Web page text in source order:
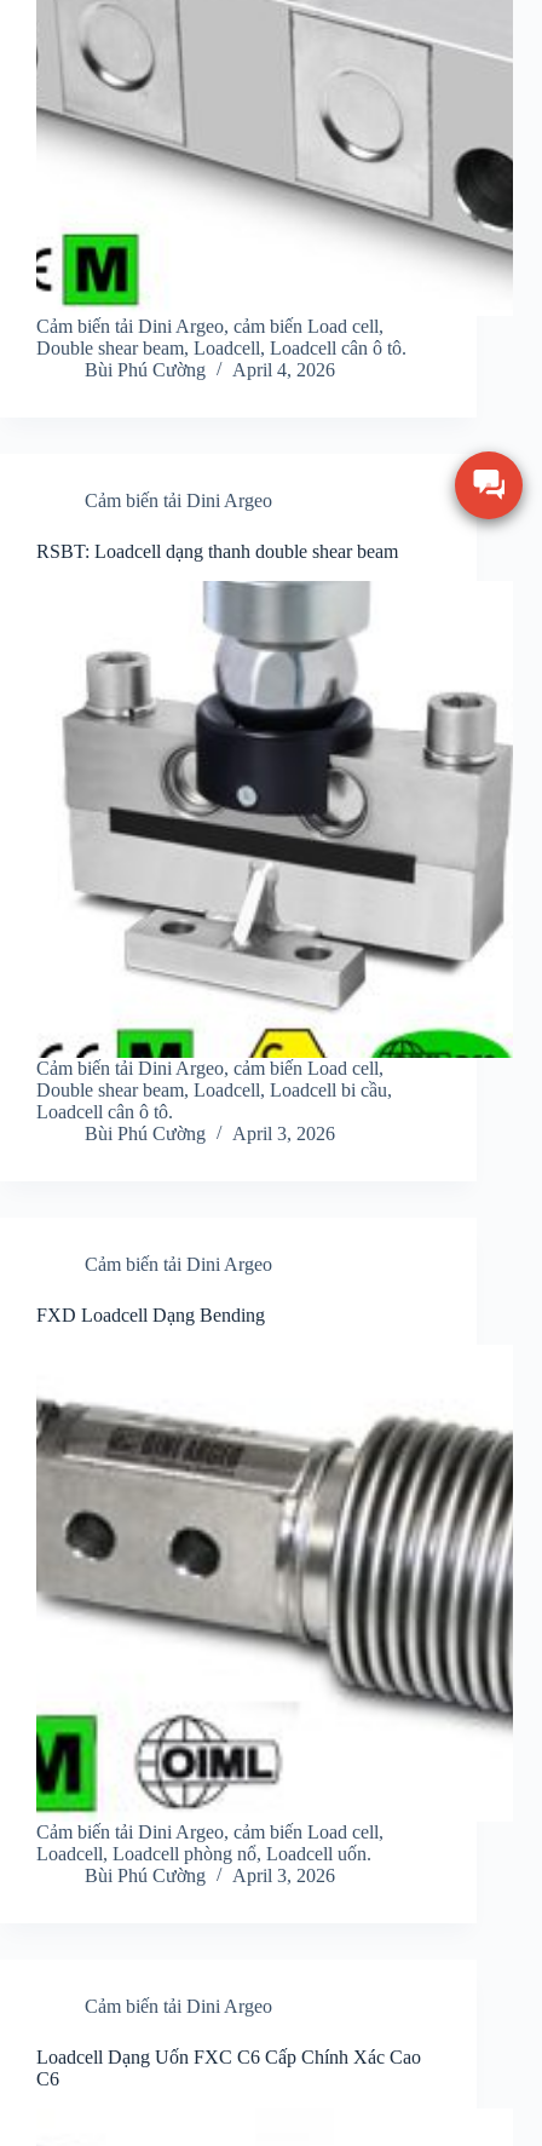
Cảm biến tải Dini Argeo, cảm biến Load cell,
Double shear beam, Loadcell, Loadcell cân ô tô.
Bùi Phú Cường
April 4, 2026
Cảm biến tải Dini Argeo
RSBT: Loadcell dạng thanh double shear beam
Cảm biến tải Dini Argeo, cảm biến Load cell,
Double shear beam, Loadcell, Loadcell bi cầu,
Loadcell cân ô tô.
Bùi Phú Cường
April 3, 2026
Cảm biến tải Dini Argeo
FXD Loadcell Dạng Bending
Cảm biến tải Dini Argeo, cảm biến Load cell,
Loadcell, Loadcell phòng nổ, Loadcell uốn.
Bùi Phú Cường
April 3, 2026
Cảm biến tải Dini Argeo
Loadcell Dạng Uốn FXC C6 Cấp Chính Xác Cao
C6